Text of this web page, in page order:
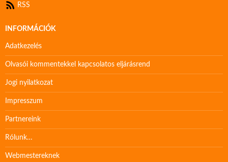
RSS
INFORMÁCIÓK
Adatkezelés
Olvasói kommentekkel kapcsolatos eljárásrend
Jogi nyilatkozat
Impresszum
Partnereink
Rólunk…
Webmestereknek